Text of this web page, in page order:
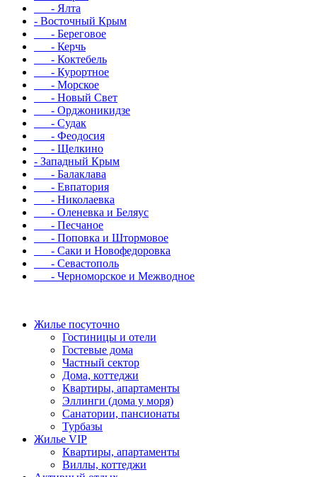
- Ялта
- Восточный Крым
- Береговое
- Керчь
- Коктебель
- Курортное
- Морское
- Новый Свет
- Орджоникидзе
- Судак
- Феодосия
- Щелкино
- Западный Крым
- Балаклава
- Евпатория
- Николаевка
- Оленевка и Беляус
- Песчаное
- Поповка и Штормовое
- Саки и Новофедоровка
- Севастополь
- Черноморское и Межводное
Жилье посуточно
Гостиницы и отели
Гостевые дома
Частный сектор
Дома, коттеджи
Квартиры, апартаменты
Эллинги (дома у моря)
Санатории, пансионаты
Турбазы
Жилье VIP
Квартиры, апартаменты
Виллы, коттеджи